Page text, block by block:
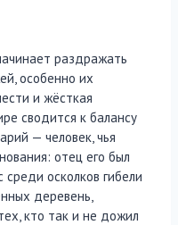
раздражать
особенно их
и жёсткая
сводится к балансу
— человек, чья
отец его был
осколков гибели
деревень,
кто так и не дожил